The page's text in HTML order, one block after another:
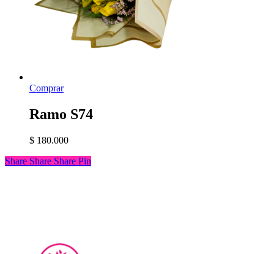
Comprar
Ramo S74
$ 180.000
Share
Share Share Share Pin